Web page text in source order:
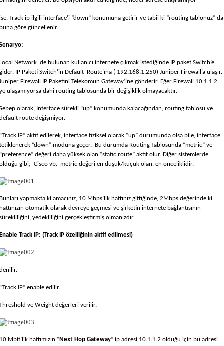
ise, Track ip ilgili interface’i “down” konumuna getirir ve tabii ki “routing tablonuz” da
buna göre güncellenir.
Senaryo:
Local Network de bulunan kullanıcı internete çıkmak istediğinde IP paket Switch’e
gider. IP Paketi Switch’in Default Route’ına ( 192.168.1.250) Juniper Firewall’a ulaşır.
Juniper Firewall IP Paketini Telekomun Gateway’ine gönderir. Eğer Firewall 10.1.1.2
ye ulaşamıyorsa dahi routing tablosunda bir değişiklik olmayacaktır.
Sebep olarak, Interface sürekli “up” konumunda kalacağından; routing tablosu ve
default route değişmiyor.
“Track IP” aktif edilerek, interface fiziksel olarak “up” durumunda olsa bile, interface
tetiklenerek “down” moduna geçer. Bu durumda Routing Tablosunda “metric” ve
“preference” değeri daha yüksek olan “static route” aktif olur. Diğer sistemlerde
olduğu gibi, -Cisco vb.- metric değeri en düşük/küçük olan, en önceliklidir.
Bunları yapmakta ki amacınız, 10 Mbps’lik hattınız gittiğinde, 2Mbps değerinde ki
hattınızın otomatik olarak devreye geçmesi ve şirketin internete bağlantısının
sürekliliğini, yedekliliğini gerçekleştirmiş olmanızdır.
Enable Track IP: (Track IP özelliğinin aktif edilmesi)
denilir.
“Track IP” enable edilir.
Threshold ve Weight değerleri verilir.
10 Mbit’lik hattımızın “Next Hop Gateway” ip adresi 10.1.1.2 olduğu için bu adresi